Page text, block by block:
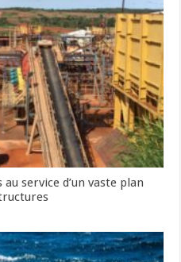
service d’un vaste plan